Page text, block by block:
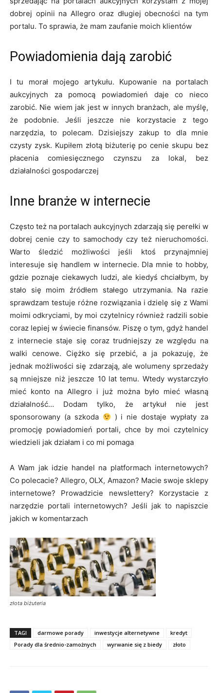
dobrej opinii na Allegro oraz długiej obecności na tym
portalu. To sprawia, że mam zaufanie moich klientów
Powiadomienia dają zarobić
I tu morał mojego artykułu. Kupowanie na portalach
aukcyjnych za pomocą powiadomień daje co nieco
zarobić. Nie wiem jak jest w innych branżach, ale myślę,
że podobnie. Jeśli jeszcze nie korzystacie z tego
narzędzia, to polecam. Dzisiejszy zakup to dla mnie
czysty zysk. Kupiłem złotą biżuterię po cenie skupu bez
płacenia comiesięcznego czynszu za lokal, bez
działalności gospodarczej
Inne branże w internecie
Często też na portalach aukcyjnych zdarzają się perełki w
dobrej cenie czy to samochody czy też nieruchomości.
Warto śledzić możliwości jeśli ktoś przynajmniej
interesuje się handlem w internecie. Dla mnie to hobby,
gdzie poznaje ciekawych ludzi, ale kiedyś chciałbym, by
stało się moim źródłem stałego utrzymania. Na razie
sprawdzam testuje różne rozwiązania i dzielę się z Wami
moimi odkryciami, by moi czytelnicy również radzili sobie
coraz lepiej w świecie finansów. Piszę o tym, gdyż handel
z internecie staje się coraz trudniejszy ze względu na
walki cenowe. Ciężko się przebić, a ja pokazuję, że
jednak możliwości się zdarzają, ale wolumeny sprzedaży
są mniejsze niż jeszcze 10 lat temu. Wtedy wystarczyło
mieć konto na Allegro i już można było mieć własną
działalność… Dodam tylko, że artykuł nie jest
sponsorowany (a szkoda
) i nie dostaje wypłaty za
promocję powiadomień portali, chce by moi czytelnicy
wiedzieli jak działam i co mi pomaga
A Wam jak idzie handel na platformach internetowych?
Co polecacie? Allegro, OLX, Amazon? Macie swoje sklepy
internetowe? Prowadzicie newslettery? Korzystacie z
narzędzie portali internetowych? Jeśli jak to napiszcie
jakich w komentarzach
złota biżuteria
TAGI darmowe porady inwestycje alternetywne
kredyt
Porady dla średnio-zamożnych
wyrwanie się z biedy złoto